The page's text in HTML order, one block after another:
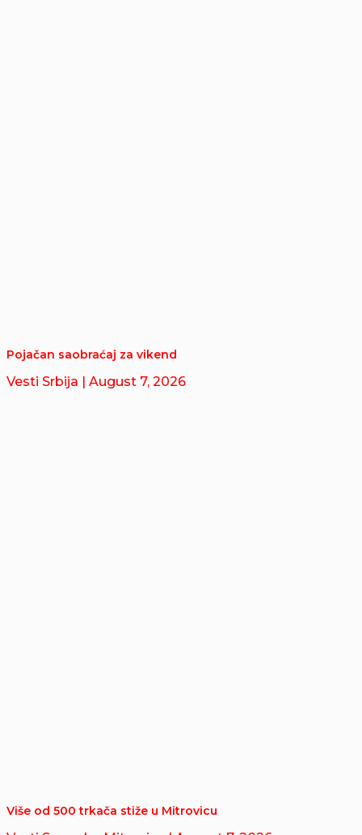
Pojačan saobraćaj za vikend
Vesti Srbija | August 7, 2026
Više od 500 trkača stiže u Mitrovicu